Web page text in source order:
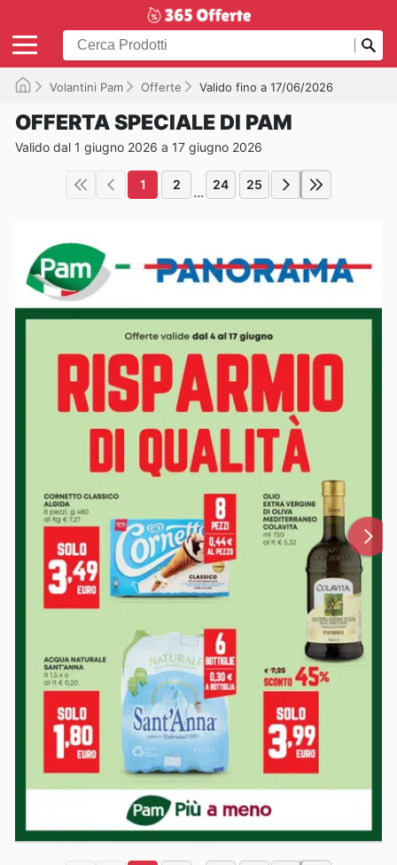
Volantini Pam Offerte Valido fino a 17/06/2026
OFFERTA SPECIALE DI PAM
Valido dal 1 giugno 2026 a 17 giugno 2026
1 2 ... 24 25